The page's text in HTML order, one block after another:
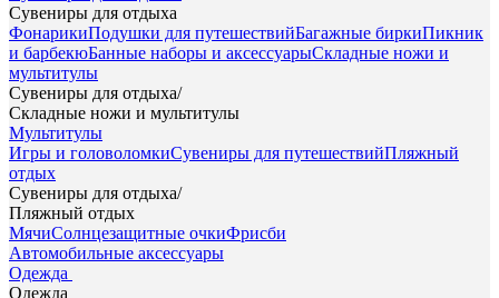
Сувениры для отдыха
ФонарикиПодушки для путешествийБагажные биркиПикник
и барбекюБанные наборы и аксессуарыСкладные ножи и
мультитулы
Сувениры для отдыха/
Складные ножи и мультитулы
Мультитулы
Игры и головоломкиСувениры для путешествийПляжный
отдых
Сувениры для отдыха/
Пляжный отдых
МячиСолнцезащитные очкиФрисби
Автомобильные аксессуары
Одежда
Одежда